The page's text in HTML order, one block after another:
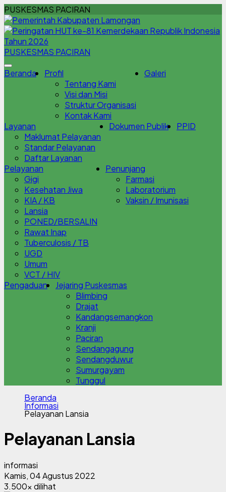
PUSKESMAS PACIRAN
PUSKESMAS PACIRAN
Beranda
Profil
Tentang Kami
Visi dan Misi
Struktur Organisasi
Kontak Kami
Galeri
Layanan
Maklumat Pelayanan
Standar Pelayanan
Daftar Layanan
Dokumen Publik PPID
Pelayanan
Gigi
Kesehatan Jiwa
KIA / KB
Lansia
PONED/BERSALIN
Rawat Inap
Tuberculosis / TB
UGD
Umum
VCT / HIV
Penunjang
Farmasi
Laboratorium
Vaksin / Imunisasi
Pengaduan
Jejaring Puskesmas
Blimbing
Drajat
Kandangsemangkon
Kranji
Paciran
Sendangagung
Sendangduwur
Sumurgayam
Tunggul
Beranda
Informasi
Pelayanan Lansia
Pelayanan Lansia
informasi
Kamis, 04 Agustus 2022
3.500x dilihat